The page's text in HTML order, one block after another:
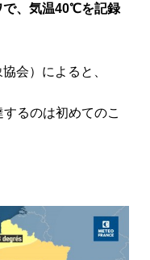
で、気温40℃を記録
会）によると、
るのは初めてのこ